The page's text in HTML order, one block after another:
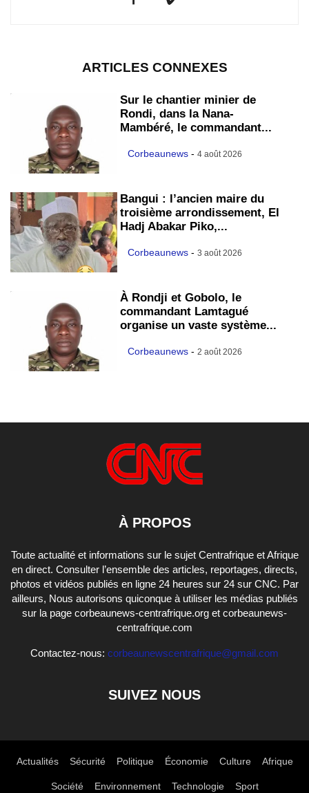
ARTICLES CONNEXES
Sur le chantier minier de
Rondi, dans la Nana-
Mambéré, le commandant...
Corbeaunews - 4 août 2026
Bangui : l’ancien maire du
troisième arrondissement, El
Hadj Abakar Piko,...
Corbeaunews - 3 août 2026
À Rondji et Gobolo, le
commandant Lamtagué
organise un vaste système...
Corbeaunews - 2 août 2026
À PROPOS
Toute actualité et informations sur le sujet Centrafrique et Afrique
en direct. Consulter l’ensemble des articles, reportages, directs,
photos et vidéos publiés en ligne 24 heures sur 24 sur CNC. Par
ailleurs, Nous autorisons quiconque à utiliser les médias publiés
sur la page corbeaunews-centrafrique.org et corbeaunews-
centrafrique.com
Contactez-nous: corbeaunewscentrafrique@gmail.com
SUIVEZ NOUS
Actualités Sécurité Politique Économie Culture Afrique
Société Environnement Technologie Sport